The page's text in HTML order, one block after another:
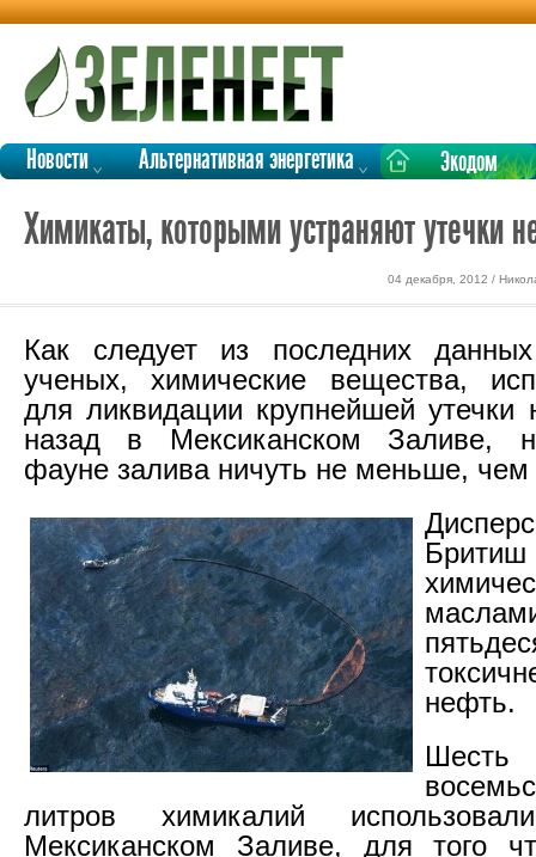
Новости Альтернативная энергетика Экодом
Химикаты, которыми устраняют утечки
04 декабря, 2012 /
Как следует из последних
ученых, химические вещества,
для ликвидации крупнейшей утечки
назад в Мексиканском Заливе,
фауне залива ничуть не меньше,
Бритиш
нефть.
литров химикалий
Мексиканском Заливе, для того